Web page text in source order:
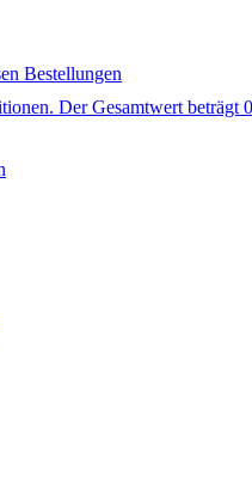
Bestellungen
Der Gesamtwert beträgt